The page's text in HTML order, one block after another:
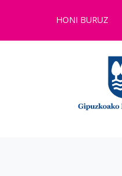
HONI BURUZ